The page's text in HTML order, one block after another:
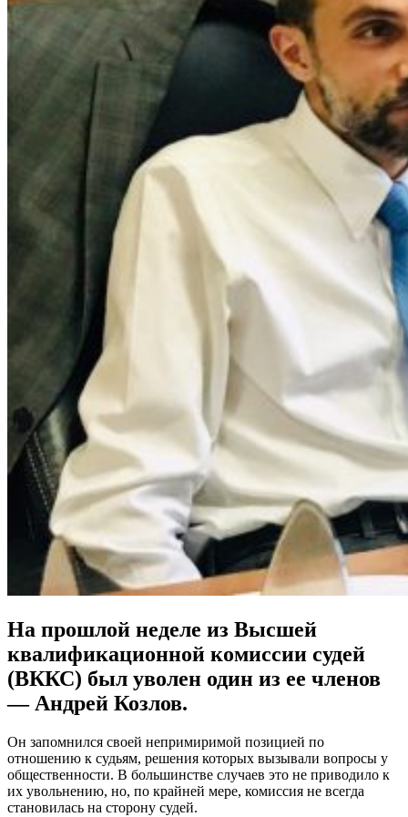
На прошлой неделе из Высшей
квалификационной комиссии судей
(ВККС) был уволен один из ее членов
— Андрей Козлов.
Он запомнился своей непримиримой позицией по
отношению к судьям, решения которых вызывали вопросы у
общественности. В большинстве случаев это не приводило к
их увольнению, но, по крайней мере, комиссия не всегда
становилась на сторону судей.